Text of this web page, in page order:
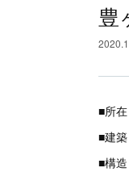
豊
■所
■建
■構